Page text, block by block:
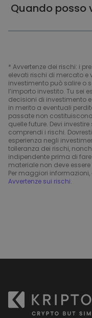
Quando posso
* Avvertenze dei rischi: i
elevati rischi di mercato e
investimento può salire o
l’importo investito. Tu sei
decisioni di investimento
in merito a eventuali
passate non
quelle future. Devi
comprendi i rischi.
esperienza negli
tolleranza dei rischi,
indipendente prima di
materiale non deve
Per maggiori
Avvertenze sui rischi.